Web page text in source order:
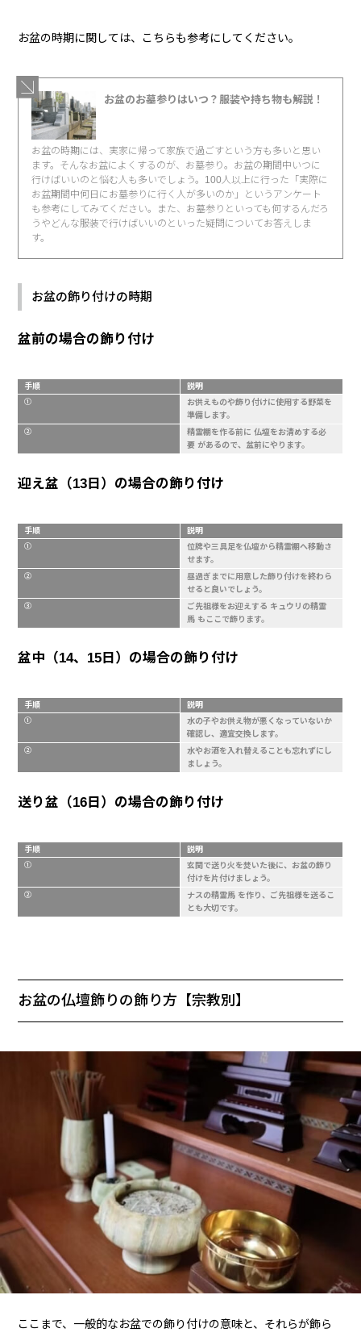
お盆の時期に関しては、こちらも参考にしてください。
お盆のお墓参りはいつ？服装や持ち物も解説！
お盆の時期には、実家に帰って家族で過ごすという方も多いと思い
ます。そんなお盆によくするのが、お墓参り。お盆の期間中いつに
行けばいいのと悩む人も多いでしょう。100人以上に行った「実際に
お盆期間中何日にお墓参りに行く人が多いのか」というアンケート
も参考にしてみてください。また、お墓参りといっても何するんだろ
うやどんな服装で行けばいいのといった疑問についてお答えしま
す。
お盆の飾り付けの時期
盆前の場合の飾り付け
手順 説明
①
お供えものや飾り付けに使用する野菜を
準備します。
②
精霊棚を作る前に 仏壇をお清めする必
要 があるので、盆前にやります。
迎え盆（13日）の場合の飾り付け
手順 説明
①
位牌や三具足を仏壇から精霊棚へ移動さ
せます。
②
昼過ぎまでに用意した飾り付けを終わら
せると良いでしょう。
③
ご先祖様をお迎えする キュウリの精霊
馬 もここで飾ります。
盆中（14、15日）の場合の飾り付け
手順 説明
①
水の子やお供え物が悪くなっていないか
確認し、適宜交換します。
②
水やお酒を入れ替えることも忘れずにし
ましょう。
送り盆（16日）の場合の飾り付け
手順 説明
①
玄関で送り火を焚いた後に、お盆の飾り
付けを片付けましょう。
②
ナスの精霊馬 を作り、ご先祖様を送るこ
とも大切です。
お盆の仏壇飾りの飾り方【宗教別】
ここまで、一般的なお盆での飾り付けの意味と、それらが飾ら